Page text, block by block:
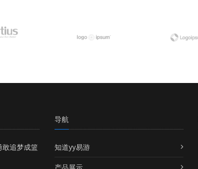
追梦成篮
导航
知道yy易游
产品展示